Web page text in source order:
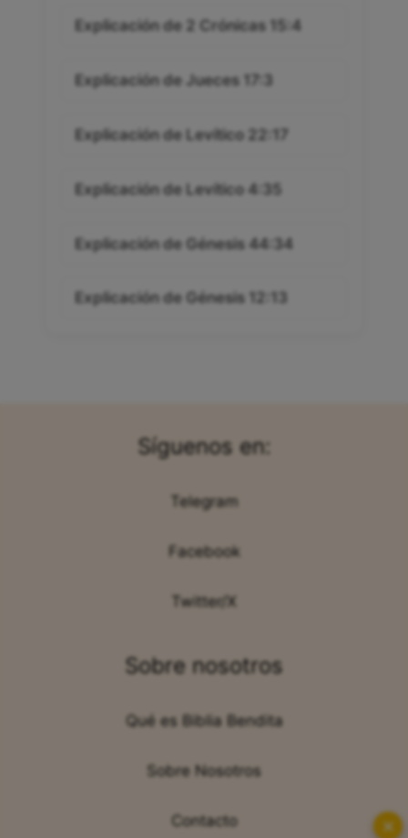
Explicación de 2 Crónicas 15:4
Explicación de Jueces 17:3
Explicación de Levítico 22:17
Explicación de Levítico 4:35
Explicación de Génesis 44:34
Explicación de Génesis 12:13
Síguenos en:
Telegram
Facebook
Twitter/X
Sobre nosotros
Qué es Biblia Bendita
Sobre Nosotros
Contacto ✕